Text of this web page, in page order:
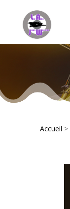
Accueil >